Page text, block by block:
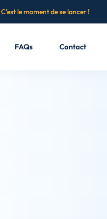
C'est le moment de se lancer !
FAQs Contact